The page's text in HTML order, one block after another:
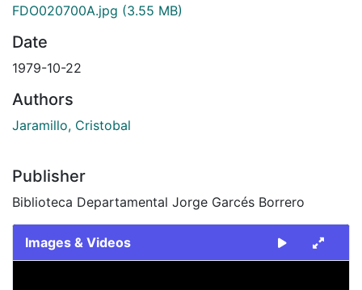
FDO020700A.jpg (3.55 MB)
Date
1979-10-22
Authors
Jaramillo, Cristobal
Publisher
Biblioteca Departamental Jorge Garcés Borrero
Images & Videos